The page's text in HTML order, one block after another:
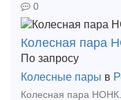
0
Колесная пара
По запросу
Колесные пары в